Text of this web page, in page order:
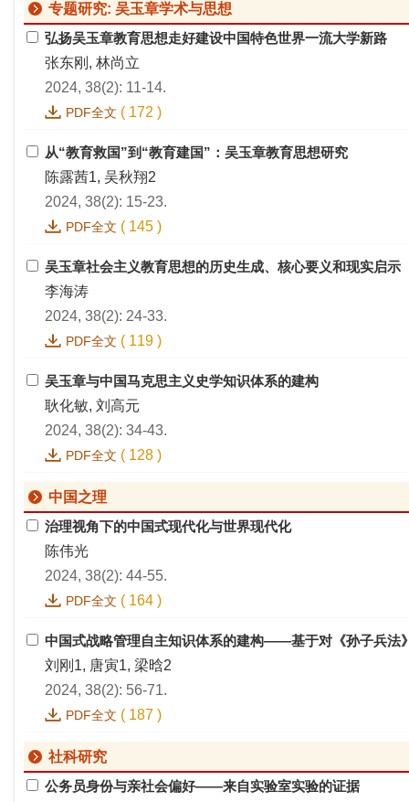
专题研究: 吴玉章学术与思想
弘扬吴玉章教育思想走好建设中国特色世界一流大学新路
张东刚, 林尚立
2024, 38(2): 11-14.
PDF全文 ( 172 )
从“教育救国”到“教育建国”：吴玉章教育思想研究
陈露茜1, 吴秋翔2
2024, 38(2): 15-23.
PDF全文 ( 145 )
吴玉章社会主义教育思想的历史生成、核心要义和现实启示
李海涛
2024, 38(2): 24-33.
PDF全文 ( 119 )
吴玉章与中国马克思主义史学知识体系的建构
耿化敏, 刘高元
2024, 38(2): 34-43.
PDF全文 ( 128 )
中国之理
治理视角下的中国式现代化与世界现代化
陈伟光
2024, 38(2): 44-55.
PDF全文 ( 164 )
中国式战略管理自主知识体系的建构——基于对《孙子兵法
刘刚1, 唐寅1, 梁晗2
2024, 38(2): 56-71.
PDF全文 ( 187 )
社科研究
公务员身份与亲社会偏好——来自实验室实验的证据